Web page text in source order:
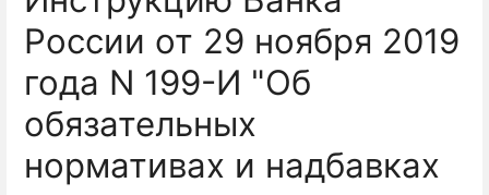
России от 29 ноября 2019
года N 199-И "Об
обязательных
нормативах и надбавках